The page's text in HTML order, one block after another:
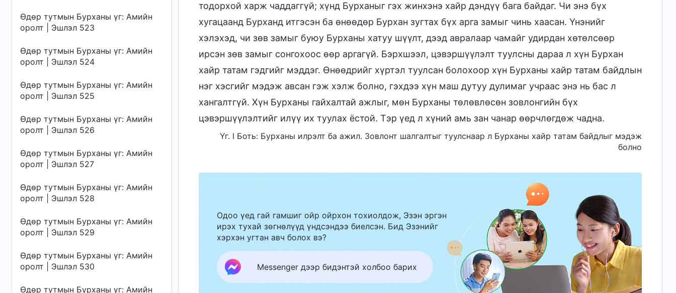
Өдөр тутмын Бурханы үг: Амийн
оролт | Эшлэл 523
Өдөр тутмын Бурханы үг: Амийн
оролт | Эшлэл 524
Өдөр тутмын Бурханы үг: Амийн
оролт | Эшлэл 525
Өдөр тутмын Бурханы үг: Амийн
оролт | Эшлэл 526
Өдөр тутмын Бурханы үг: Амийн
оролт | Эшлэл 527
Өдөр тутмын Бурханы үг: Амийн
оролт | Эшлэл 528
Өдөр тутмын Бурханы үг: Амийн
оролт | Эшлэл 529
Өдөр тутмын Бурханы үг: Амийн
оролт | Эшлэл 530
Өдөр тутмын Бурханы үг: Амийн
тодорхой харж чаддаггүй; хүнд Бурханыг гэх жинхэнэ хайр дэндүү бага байдаг. Чи энэ бүх
хугацаанд Бурханд итгэсэн ба өнөөдөр Бурхан зугтах бүх арга замыг чинь хаасан. Үнэнийг
хэлэхэд, чи зөв замыг буюу Бурханы хатуу шүүлт, дээд авралаар чамайг удирдан хөтөлсөөр
ирсэн зөв замыг сонгохоос өөр аргагүй. Бэрхшээл, цэвэршүүлэлт туулсны дараа л хүн Бурхан
хайр татам гэдгийг мэддэг. Өнөөдрийг хүртэл туулсан болохоор хүн Бурханы хайр татам байдлын
нэг хэсгийг мэдэж авсан гэж хэлж болно, гэхдээ хүн маш дутуу дулимаг учраас энэ нь бас л
хангалтгүй. Хүн Бурханы гайхалтай ажлыг, мөн Бурханы төлөвлөсөн зовлонгийн бүх
цэвэршүүлэлтийг илүү их туулах ёстой. Тэр үед л хүний амь зан чанар өөрчлөгдөж чадна.
Үг. I Боть: Бурханы илрэлт ба ажил. Зовлонт шалгалтыг туулснаар л Бурханы хайр татам байдлыг мэдэж
болно
Одоо үед гай гамшиг ойр ойрхон тохиолдож, Эзэн эргэн
ирэх тухай зөгнөлүүд үндсэндээ биелсэн. Бид Эзэнийг
хэрхэн угтан авч болох вэ?
Messenger дээр бидэнтэй холбоо барих